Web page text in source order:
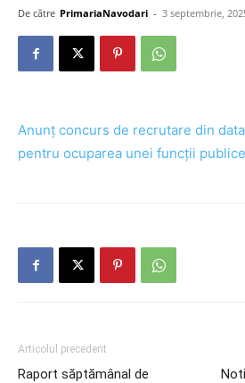
De către PrimariaNavodari - 3 septembrie,
Anunț concurs de recrutare din
pentru ocuparea unei funcții
Articolul precedent
Raport săptămânal de